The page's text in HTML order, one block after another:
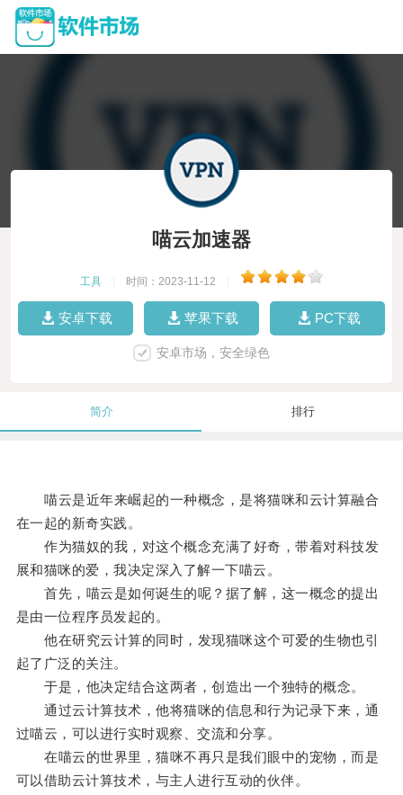
喵云加速器
工具 时间：2023-11-12
安卓下载 苹果下载 PC下载
安卓市场，安全绿色
简介 排行
喵云是近年来崛起的一种概念，是将猫咪和云计算融合
在一起的新奇实践。
作为猫奴的我，对这个概念充满了好奇，带着对科技发
展和猫咪的爱，我决定深入了解一下喵云。
首先，喵云是如何诞生的呢？据了解，这一概念的提出
是由一位程序员发起的。
他在研究云计算的同时，发现猫咪这个可爱的生物也引
起了广泛的关注。
于是，他决定结合这两者，创造出一个独特的概念。
通过云计算技术，他将猫咪的信息和行为记录下来，通
过喵云，可以进行实时观察、交流和分享。
在喵云的世界里，猫咪不再只是我们眼中的宠物，而是
可以借助云计算技术，与主人进行互动的伙伴。